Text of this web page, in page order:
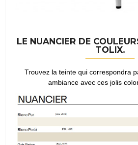
LE NUANCIER DE
TOLIX.
Trouvez la teinte qui correspondra
ambiance avec ces jolis